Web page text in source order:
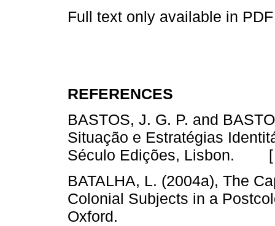
Full text only available in
REFERENCES
BASTOS, J. G. P. and
Situação e Estratégias
Século Edições, Lisbon.
BATALHA, L. (2004a), The
Colonial Subjects in a
Oxford.